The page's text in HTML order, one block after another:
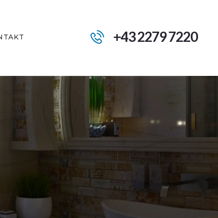
+43 2279 7220